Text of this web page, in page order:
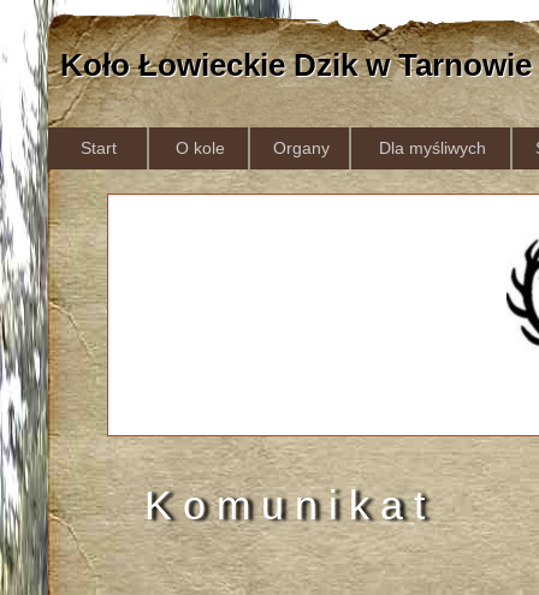
Koło Łowieckie Dzik w Tarnowie
Start O kole Organy Dla myśliwych
K o m u n i k a t